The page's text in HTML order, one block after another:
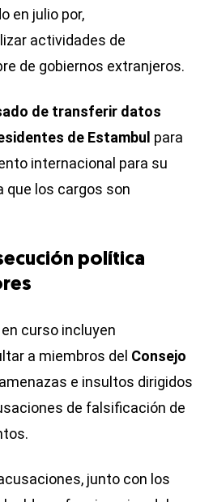
en julio por,
actividades de
de gobiernos extranjeros.
de transferir datos
de Estambul para
internacional para su
que los cargos son
política
curso incluyen
a miembros del Consejo
e insultos dirigidos
de falsificación de
junto con los